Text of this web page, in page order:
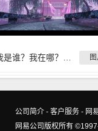
公司简介 - 客户服务 - 网
网易公司版权所有